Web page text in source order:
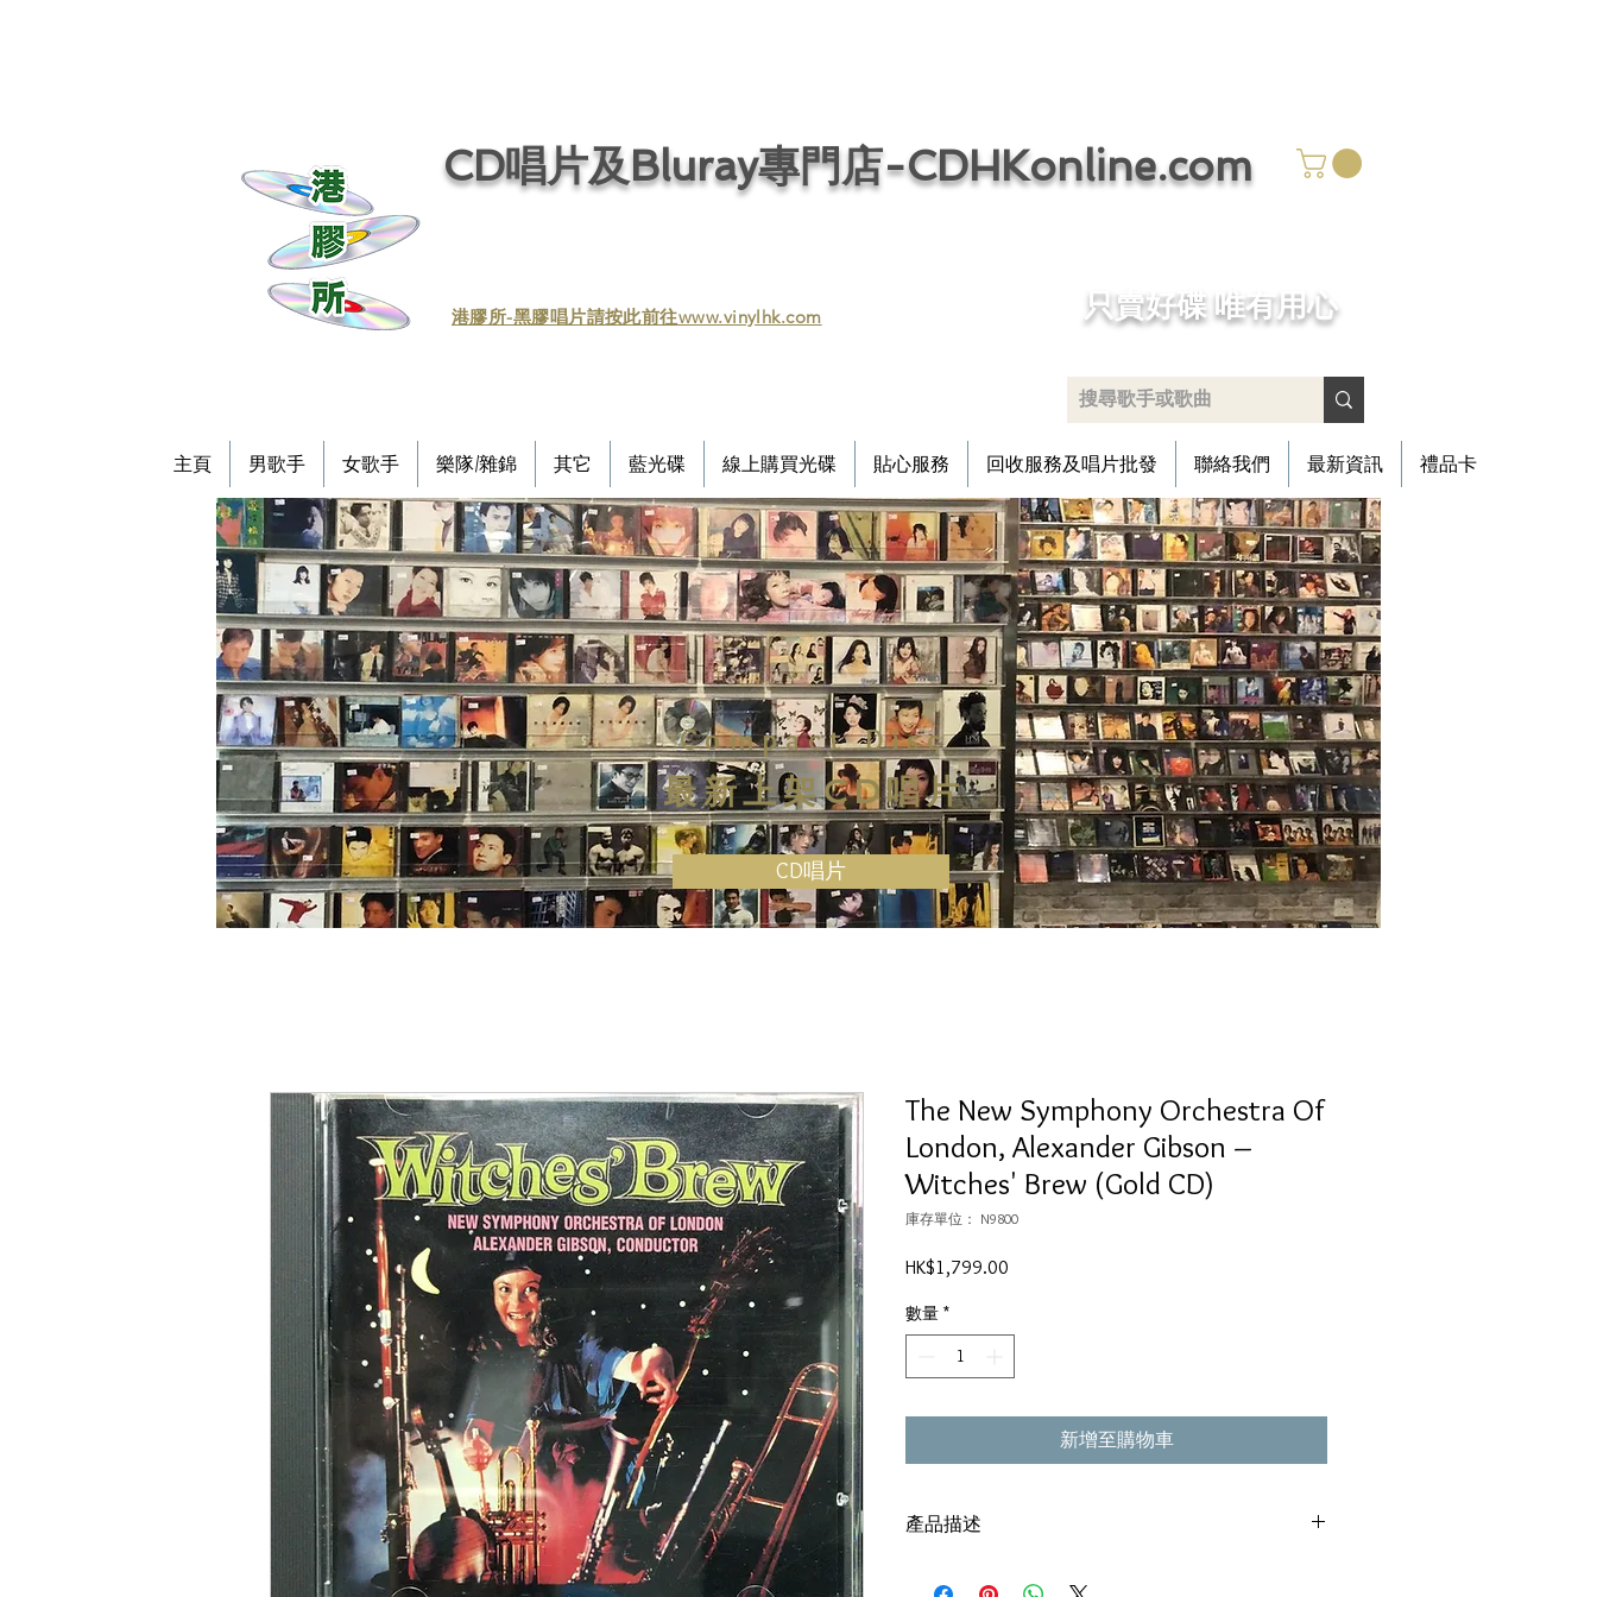
CD唱片及Bluray專門店-CDHKonline.com
​港膠所-黑膠唱片請按此前往www.vinylhk.com ​只賣好碟 唯有用心
主頁 男歌手 女歌手 樂隊/雜錦 其它 藍光碟 線上購買光碟 貼心服務 回收服務及唱片批發 聯絡我們 最新資訊 禮品卡
Compact Disc
最新上架CD唱片
CD唱片
The New Symphony Orchestra Of
London, Alexander Gibson –
Witches' Brew (Gold CD)
庫存單位： N9800
HK$1,799.00
數量 *
新增至購物車
產品描述